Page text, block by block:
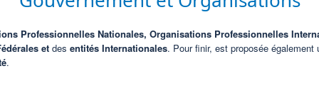
Professionnelles Nationales, Organisations Professionnelles
et des entités Internationales. Pour finir, est proposée
.